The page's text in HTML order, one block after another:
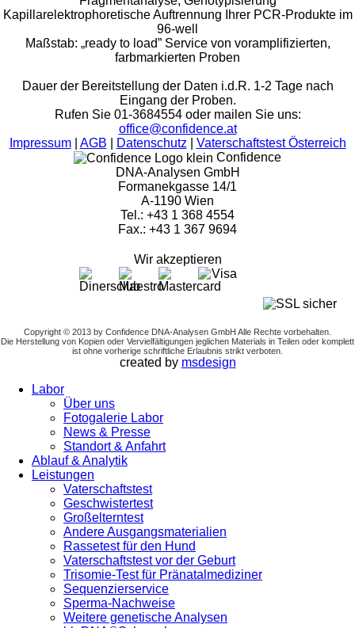
Kapillarelektrophoretische Auftrennung Ihrer PCR-Produkte im
96-well
Maßstab: „ready to load” Service von voramplifizierten,
farbmarkierten Proben
Dauer der Bereitstellung der Daten i.d.R. 1-2 Tage nach
Eingang der Proben.
Rufen Sie 01-3684554 oder mailen Sie uns:
office@confidence.at
Impressum| AGB Datenschutz
Vaterschaftstest Österreich
Confidence
DNA-Analysen GmbH
Formanekgasse 14/1
A-1190 Wien
Tel.: +43 1 368 4554
Fax.: +43 1 367 9694
Wir akzeptieren
Copyright © 2013 by Confidence DNA-Analysen GmbH Alle Rechte vorbehalten.
Die Herstellung von Kopien oder Vervielfältigungen jeglichen Materials in Teilen oder komplett
ist ohne vorherige schriftliche Erlaubnis strikt verboten.
created by msdesign
Labor
Über uns
Fotogalerie Labor
News & Presse
Standort & Anfahrt
Ablauf & Analytik
Leistungen
Vaterschaftstest
Geschwistertest
Großelterntest
Andere Ausgangsmaterialien
Rassetest für den Hund
Vaterschaftstest vor der Geburt
Trisomie-Test für Pränatalmediziner
Sequenzierservice
Sperma-Nachweise
Weitere genetische Analysen